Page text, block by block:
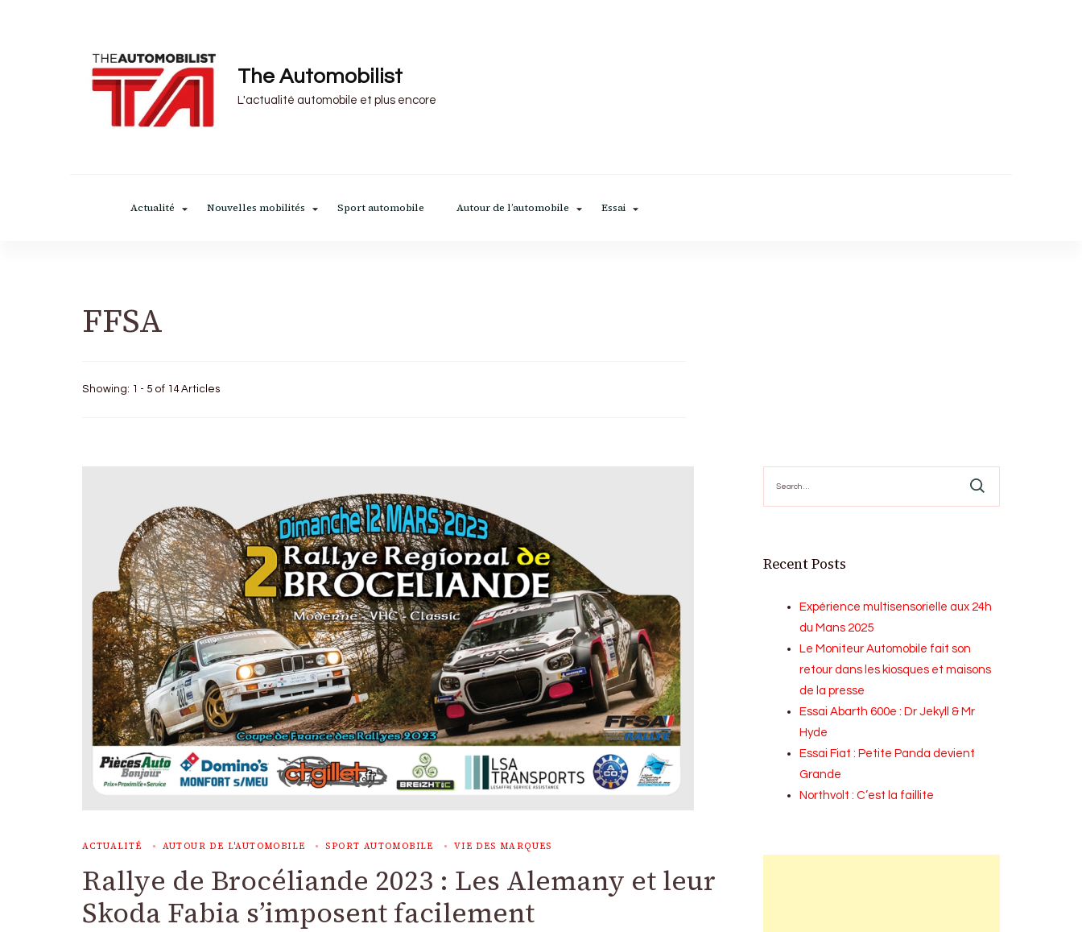
The Automobilist
L'actualité automobile et plus encore
Actualité Nouvelles mobilités Sport automobile Autour de l’automobile Essai
FFSA
Showing: 1 - 5 of 14 Articles
ACTUALITÉ AUTOUR DE L'AUTOMOBILE SPORT AUTOMOBILE VIE DES MARQUES
Rallye de Brocéliande 2023 : Les Alemany et leur
Skoda Fabia s’imposent facilement
for:
Recent Posts
Expérience multisensorielle aux 24h
du Mans 2025
Le Moniteur Automobile fait son
retour dans les kiosques et maisons
de la presse
Essai Abarth 600e : Dr Jekyll & Mr
Hyde
Essai Fiat : Petite Panda devient
Grande
Northvolt : C’est la faillite